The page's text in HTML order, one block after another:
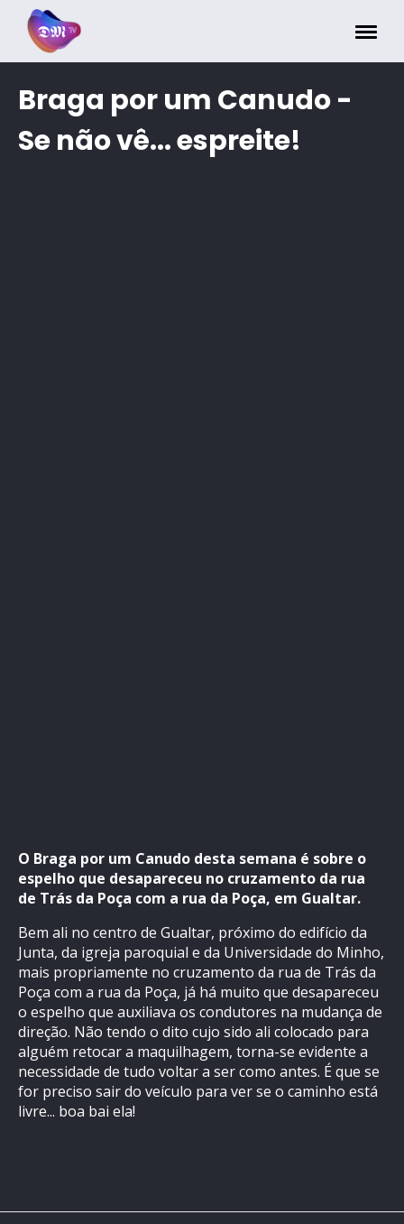
Braga por um Canudo -
Se não vê... espreite!
O Braga por um Canudo desta semana é sobre o
espelho que desapareceu no cruzamento da rua
de Trás da Poça com a rua da Poça, em Gualtar.
Bem ali no centro de Gualtar, próximo do edifício da
Junta, da igreja paroquial e da Universidade do Minho,
mais propriamente no cruzamento da rua de Trás da
Poça com a rua da Poça, já há muito que desapareceu
o espelho que auxiliava os condutores na mudança de
direção. Não tendo o dito cujo sido ali colocado para
alguém retocar a maquilhagem, torna-se evidente a
necessidade de tudo voltar a ser como antes. É que se
for preciso sair do veículo para ver se o caminho está
livre... boa bai ela!
Painel de Gerenciamento de Cookies